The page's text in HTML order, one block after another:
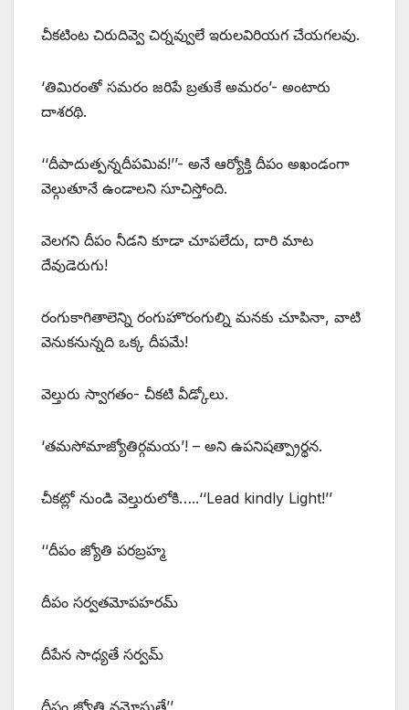
చీకటింట చిరుదివ్వె చిర్నవ్వులే ఇరులవిరియగ చేయగలవు.
‘తిమిరంతో సమరం జరిపే బ్రతుకే అమరం’- అంటారు
దాశరథి.
‘‘దీపాదుత్పన్నదీపమివ!’’- అనే ఆర్యోక్తి దీపం అఖండంగా
వెల్గుతూనే ఉండాలని సూచిస్తోంది.
వెలగని దీపం నీడని కూడా చూపలేదు, దారి మాట
దేవుడెరుగు!
రంగుకాగితాలెన్ని రంగుహొరంగుల్ని మనకు చూపినా, వాటి
వెనుకనున్నది ఒక్క దీపమే!
వెల్తురు స్వాగతం- చీకటి వీడ్కోలు.
‘తమసోమాజ్యోతిర్గమయ’! – అని ఉపనిషత్ప్రార్థన.
చీకట్లో నుండి వెల్తురులోకి…..‘‘Lead kindly Light!’’
‘‘దీపం జ్యోతి పరబ్రహ్మ
దీపం సర్వతమోపహరమ్‌
‌దీపేన సాధ్యతే సర్వమ్‌